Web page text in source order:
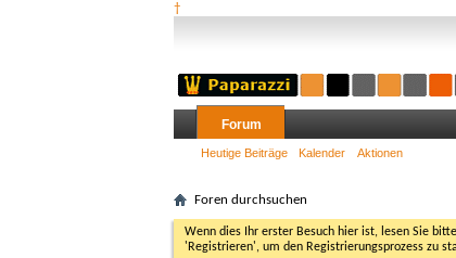
†
Forum
Heutige Beiträge Kalender Aktionen
Foren durchsuchen
Wenn dies Ihr erster Besuch hier ist, lesen Sie
'Registrieren', um den Registrierungsprozess zu